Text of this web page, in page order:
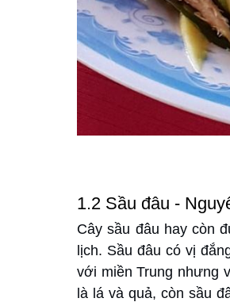
1.2 Sầu đâu -
Cây sầu đâu hay còn
lịch. Sầu đâu có vị
với miền Trung nhưng
là lá và quả, còn sầu